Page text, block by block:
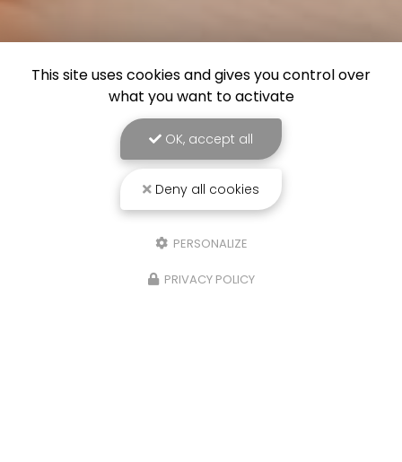
This site uses cookies and gives you control over
what you want to activate
OK, accept all
Deny all cookies
PERSONALIZE
PRIVACY POLICY